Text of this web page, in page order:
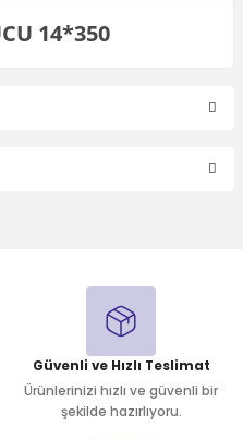
14*350
Güvenli ve Hızlı Teslimat
Ürünlerinizi hızlı ve güvenli bir
şekilde hazırlıyoru.